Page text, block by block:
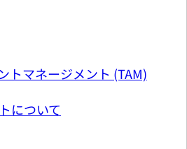
トマネージメント (TAM)
について